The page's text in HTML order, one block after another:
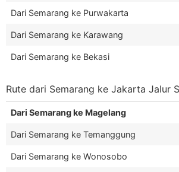
Dari Semarang ke Purwakarta
Dari Semarang ke Karawang
Dari Semarang ke Bekasi
Rute dari Semarang ke Jakarta Jalur
Dari Semarang ke Magelang
Dari Semarang ke Temanggung
Dari Semarang ke Wonosobo